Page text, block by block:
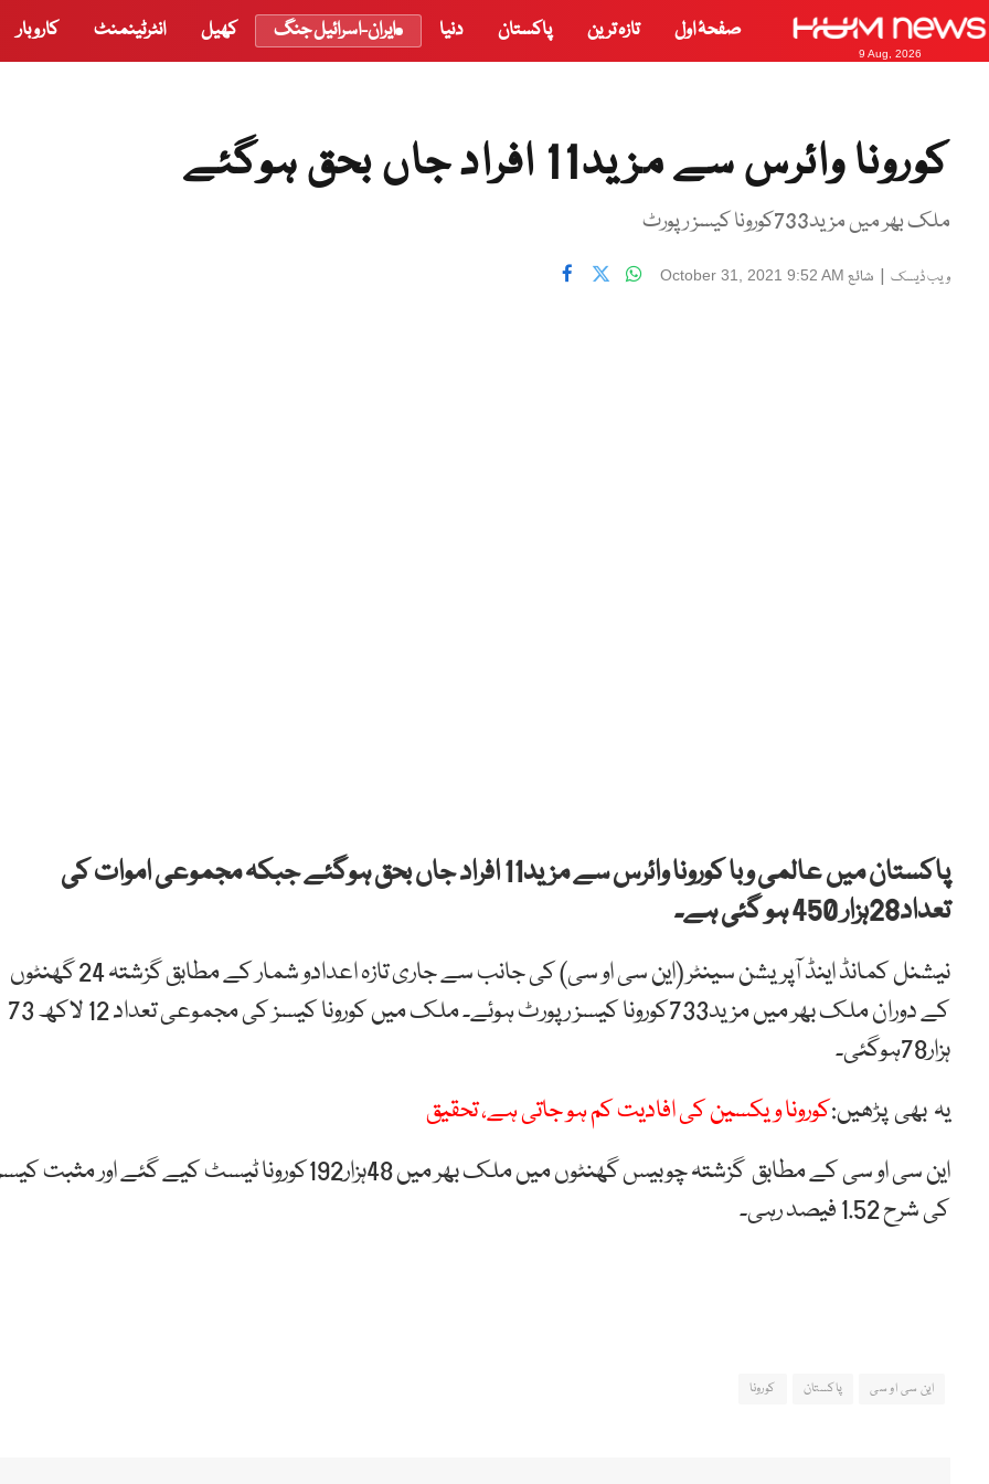
9 Aug, 2026
صفحۂ اول تازہ ترین پاکستان دنیا ایران-اسرائیل جنگ کھیل انٹرٹینمنٹ کاروبار
کورونا وائرس سے مزید11 افراد جاں بحق ہوگئے
ملک بھر میں مزید733کورونا کیسز رپورٹ
ویب ڈیسک | شائع October 31, 2021 9:52 AM
پاکستان میں عالمی وبا کورونا وائرس سے مزید11 افراد جاں بحق ہوگئے جبکہ مجموعی اموات کی
تعداد28ہزار 450 ہو گئی ہے۔
نیشنل کمانڈ اینڈ آپریشن سینٹر (این سی او سی) کی جانب سے جاری تازہ اعدادو شمار کے مطابق گزشتہ 24 گھنٹوں
کے دوران ملک بھر میں مزید733کورونا کیسز رپورٹ ہوئے۔ ملک میں کورونا کیسز کی مجموعی تعداد 12 لاکھ 73
ہزار78ہوگئی۔
یہ بھی پڑھیں:کورونا ویکسین کی افادیت کم ہو جاتی ہے، تحقیق
این سی او سی کے مطابق گزشتہ چوبیس گھنٹوں میں ملک بھر میں 48ہزار192کورونا ٹیسٹ کیے گئے اور مثبت
کی شرح 1.52 فیصد رہی۔
این سی او سی پاکستان کورونا